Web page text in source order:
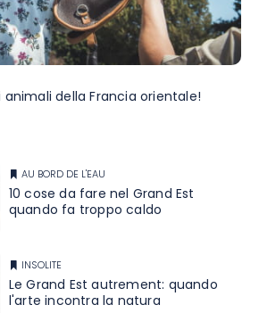
della Francia orientale!
AU BORD DE L'EAU
10 cose da fare nel Grand Est
quando fa troppo caldo
INSOLITE
Le Grand Est autrement: quando
l'arte incontra la natura